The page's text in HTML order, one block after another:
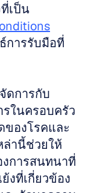
เป็น
การรับมือที่
ดการกับ
ในครอบครัว
ของโรคและ
ล่านี้ช่วยให้
การสนทนาที่
งที่เกี่ยวข้อง